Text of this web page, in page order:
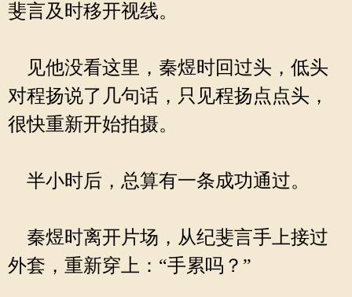
斐言及时移开视线。
见他没看这里，秦煜时回过头，低头
对程扬说了几句话，只见程扬点点头，
很快重新开始拍摄。
半小时后，总算有一条成功通过。
秦煜时离开片场，从纪斐言手上接过
外套，重新穿上：“手累吗？”